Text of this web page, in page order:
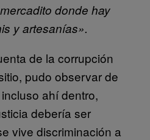
donde hay
y artesanías».
de la corrupción
pudo observar de
ahí dentro,
debería ser
vive discriminación a